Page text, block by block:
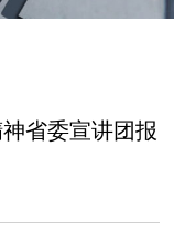
省委宣讲团报